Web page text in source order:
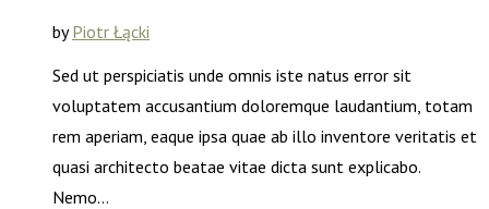
byPiotr Łącki
Sed ut perspiciatis unde omnis iste natus error sit
voluptatem accusantium doloremque laudantium, totam
rem aperiam, eaque ipsa quae ab illo inventore veritatis et
quasi architecto beatae vitae dicta sunt explicabo.
Nemo…